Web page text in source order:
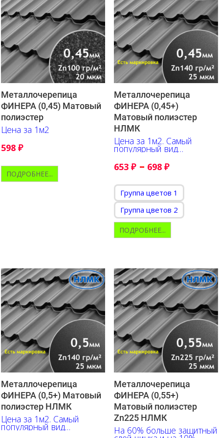
Металлочерепица
ФИНЕРА (0,45) Матовый
полиэстер
Цена за 1м2
598 ₽
ПОДРОБНЕЕ...
Металлочерепица
ФИНЕРА (0,45+)
Матовый полиэстер
НЛМК
Цена за 1м2. Самый
популярный вид
недорогой
металлочерепицы
653 ₽ – 698 ₽
Группа цветов 1
Группа цветов 2
ПОДРОБНЕЕ...
Металлочерепица
ФИНЕРА (0,5+) Матовый
полиэстер НЛМК
Цена за 1м2. Самый
популярный вид
Металлочерепица
ФИНЕРА (0,55+)
Матовый полиэстер
Zn225 НЛМК
На 60% больше защитный